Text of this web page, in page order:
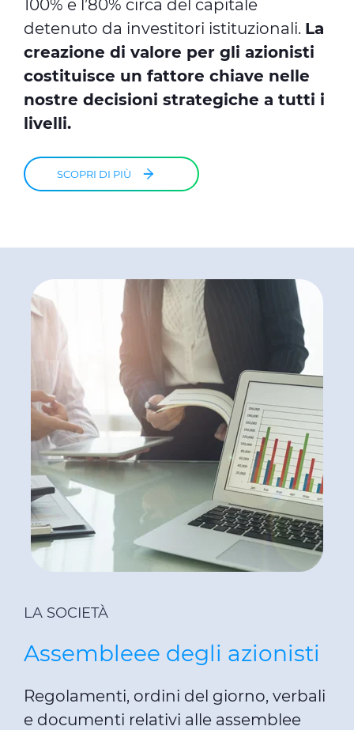
100% e l’80% circa del capitale
detenuto da investitori istituzionali. La
creazione di valore per gli azionisti
costituisce un fattore chiave nelle
nostre decisioni strategiche a tutti i
livelli.
SCOPRI DI PIÙ
LA SOCIETÀ
Assembleee degli azionisti
Regolamenti, ordini del giorno, verbali
e documenti relativi alle assemblee